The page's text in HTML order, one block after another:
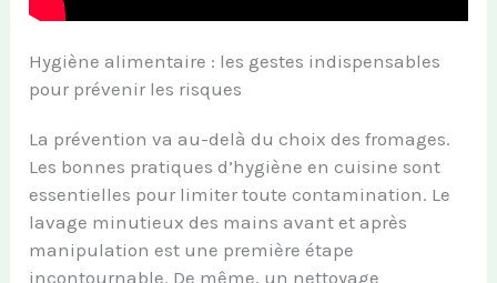
Hygiène alimentaire : les gestes indispensables
pour prévenir les risques
La prévention va au-delà du choix des fromages.
Les bonnes pratiques d’hygiène en cuisine sont
essentielles pour limiter toute contamination. Le
lavage minutieux des mains avant et après
manipulation est une première étape
incontournable. De même, un nettoyage